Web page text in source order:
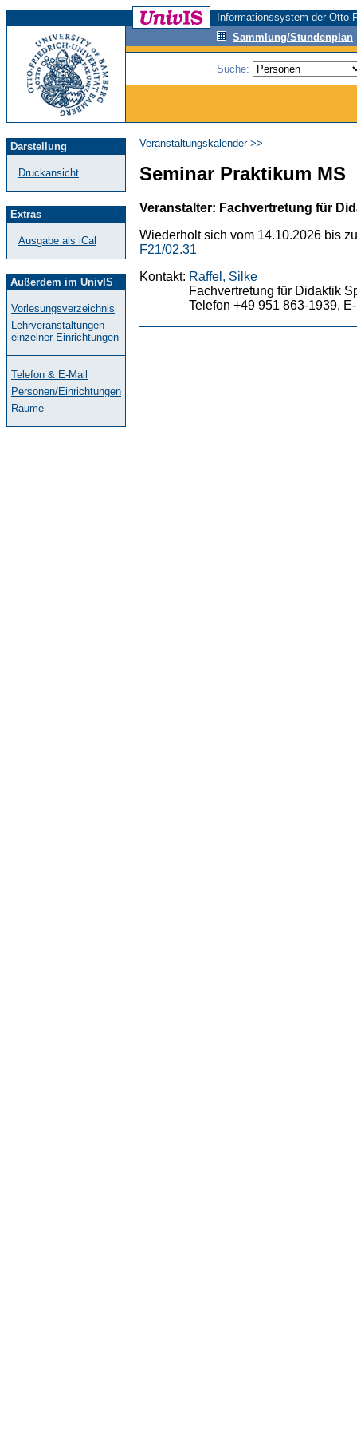
Informationssystem der
Sammlung/Stundenplan
Suche:
Darstellung
Druckansicht
Extras
Ausgabe als iCal
Außerdem im UnivIS
Vorlesungsverzeichnis
Lehrveranstaltungen
einzelner Einrichtungen
Telefon & E-Mail
Personen/Einrichtungen
Räume
Veranstaltungskalender>>
Seminar Praktikum MS
Veranstalter: Fachvertretung für
Wiederholt sich vom 14.10.2026 bis
F21/02.31
Kontakt: Raffel, Silke
Fachvertretung für Didaktik
Telefon +49 951 863-1939,